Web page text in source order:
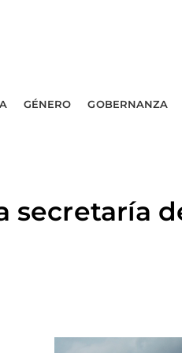
GÉNERO GOBERNANZA
secretaría